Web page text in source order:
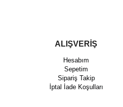
ALIŞVERİŞ
Hesabım
Sepetim
Sipariş Takip
İptal İade Koşulları